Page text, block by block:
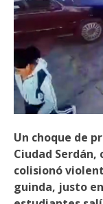
Un choque de
Ciudad Serdán,
colisionó
guinda, justo